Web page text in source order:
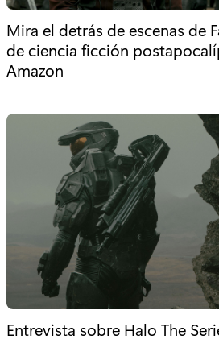
Mira el detrás de escenas de
de ciencia ficción
Amazon
Entrevista sobre Halo The